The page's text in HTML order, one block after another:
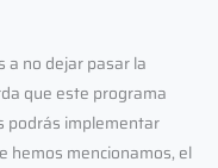
a no dejar pasar la
que este programa
podrás implementar
hemos mencionamos, el